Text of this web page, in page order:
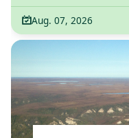
Aug. 07, 2026